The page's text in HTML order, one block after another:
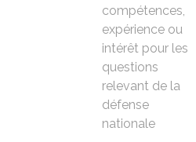
compétences,
expérience ou
intérêt pour les
questions
relevant de la
défense
nationale